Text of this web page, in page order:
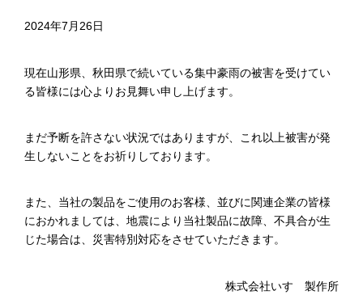
2024年7月26日
現在山形県、秋田県で続いている集中豪雨の被害を受けてい
る皆様には心よりお見舞い申し上げます。
まだ予断を許さない状況ではありますが、これ以上被害が発
生しないことをお祈りしております。
また、当社の製品をご使⽤のお客様、並びに関連企業の皆様
におかれましては、地震により当社製品に故障、不具合が生
じた場合は、災害特別対応をさせていただきます。
株式会社いすゞ製作所